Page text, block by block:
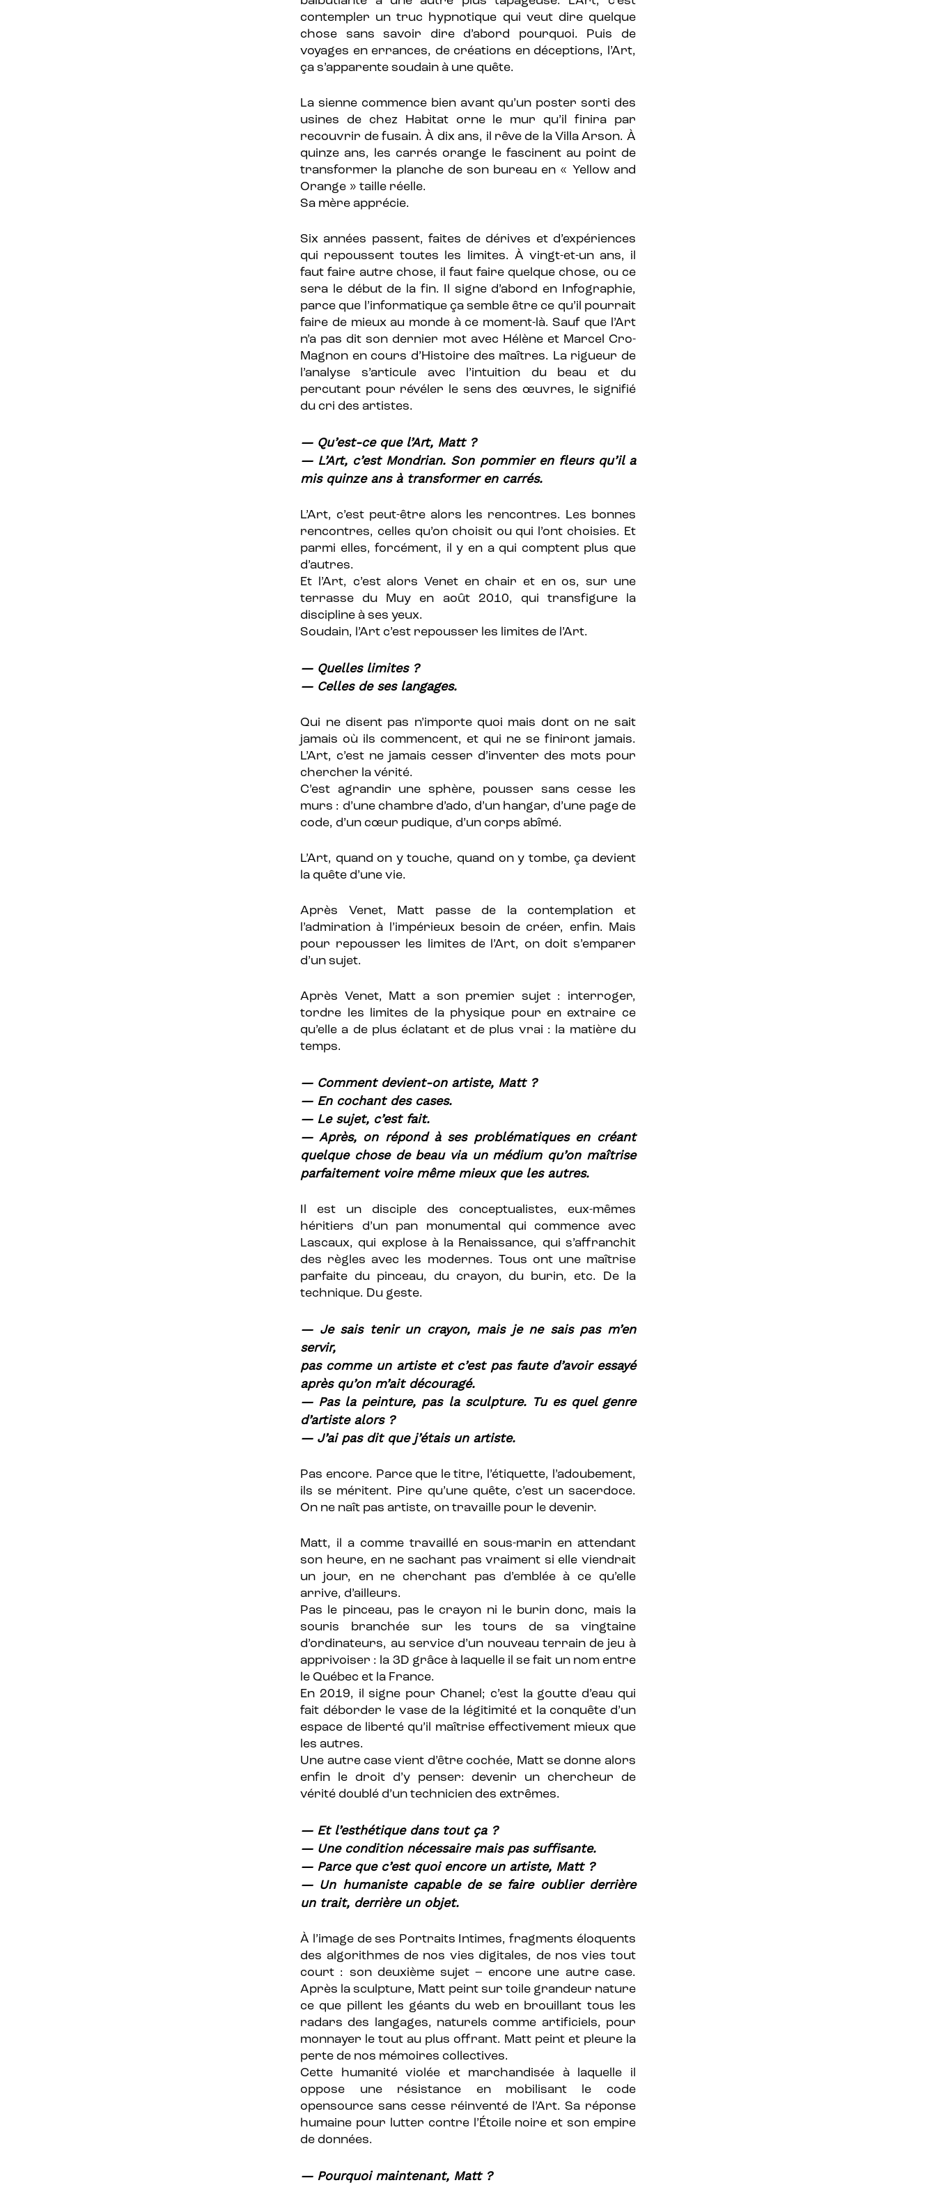
contempler un truc hypnotique qui veut dire quelque
chose sans savoir dire d’abord pourquoi. Puis de
voyages en errances, de créations en déceptions, l’Art,
ça s’apparente soudain à une quête.
La sienne commence bien avant qu’un poster sorti des
usines de chez Habitat orne le mur qu’il finira par
recouvrir de fusain. À dix ans, il rêve de la Villa Arson. À
quinze ans, les carrés orange le fascinent au point de
transformer la planche de son bureau en « Yellow and
Orange » taille réelle.
Sa mère apprécie.
Six années passent, faites de dérives et d’expériences
qui repoussent toutes les limites. À vingt-et-un ans, il
faut faire autre chose, il faut faire quelque chose, ou ce
sera le début de la fin. Il signe d’abord en Infographie,
parce que l’informatique ça semble être ce qu’il pourrait
faire de mieux au monde à ce moment-là. Sauf que l’Art
n’a pas dit son dernier mot avec Hélène et Marcel Cro-
Magnon en cours d’Histoire des maîtres. La rigueur de
l’analyse s’articule avec l’intuition du beau et du
percutant pour révéler le sens des œuvres, le signifié
du cri des artistes.
— Qu’est-ce que l’Art, Matt ?
— L’Art, c’est Mondrian. Son pommier en fleurs qu’il a
mis quinze ans à transformer en carrés.
L’Art, c’est peut-être alors les rencontres. Les bonnes
rencontres, celles qu’on choisit ou qui l’ont choisies. Et
parmi elles, forcément, il y en a qui comptent plus que
d’autres.
Et l’Art, c’est alors Venet en chair et en os, sur une
terrasse du Muy en août 2010, qui transfigure la
discipline à ses yeux.
Soudain, l’Art c’est repousser les limites de l’Art.
— Quelles limites ?
— Celles de ses langages.
Qui ne disent pas n’importe quoi mais dont on ne sait
jamais où ils commencent, et qui ne se finiront jamais.
L’Art, c’est ne jamais cesser d’inventer des mots pour
chercher la vérité.
C’est agrandir une sphère, pousser sans cesse les
murs : d’une chambre d’ado, d’un hangar, d’une page de
code, d’un cœur pudique, d’un corps abîmé.
L’Art, quand on y touche, quand on y tombe, ça devient
la quête d’une vie.
Après Venet, Matt passe de la contemplation et
l’admiration à l’impérieux besoin de créer, enfin. Mais
pour repousser les limites de l’Art, on doit s’emparer
d’un sujet.
Après Venet, Matt a son premier sujet : interroger,
tordre les limites de la physique pour en extraire ce
qu’elle a de plus éclatant et de plus vrai : la matière du
temps.
— Comment devient-on artiste, Matt ?
— En cochant des cases.
— Le sujet, c’est fait.
— Après, on répond à ses problématiques en créant
quelque chose de beau via un médium qu’on maîtrise
parfaitement voire même mieux que les autres.
Il est un disciple des conceptualistes, eux-mêmes
héritiers d’un pan monumental qui commence avec
Lascaux, qui explose à la Renaissance, qui s’affranchit
des règles avec les modernes. Tous ont une maîtrise
parfaite du pinceau, du crayon, du burin, etc. De la
technique. Du geste.
— Je sais tenir un crayon, mais je ne sais pas m’en
servir,
pas comme un artiste et c’est pas faute d’avoir essayé
après qu’on m’ait découragé.
— Pas la peinture, pas la sculpture. Tu es quel genre
d’artiste alors ?
— J’ai pas dit que j’étais un artiste.
Pas encore. Parce que le titre, l’étiquette, l’adoubement,
ils se méritent. Pire qu’une quête, c’est un sacerdoce.
On ne naît pas artiste, on travaille pour le devenir.
Matt, il a comme travaillé en sous-marin en attendant
son heure, en ne sachant pas vraiment si elle viendrait
un jour, en ne cherchant pas d’emblée à ce qu’elle
arrive, d’ailleurs.
Pas le pinceau, pas le crayon ni le burin donc, mais la
souris branchée sur les tours de sa vingtaine
d’ordinateurs, au service d’un nouveau terrain de jeu à
apprivoiser : la 3D grâce à laquelle il se fait un nom entre
le Québec et la France.
En 2019, il signe pour Chanel; c’est la goutte d’eau qui
fait déborder le vase de la légitimité et la conquête d’un
espace de liberté qu’il maîtrise effectivement mieux que
les autres.
Une autre case vient d’être cochée, Matt se donne alors
enfin le droit d’y penser: devenir un chercheur de
vérité doublé d’un technicien des extrêmes.
— Et l’esthétique dans tout ça ?
— Une condition nécessaire mais pas suffisante.
— Parce que c’est quoi encore un artiste, Matt ?
— Un humaniste capable de se faire oublier derrière
un trait, derrière un objet.
À l’image de ses Portraits Intimes, fragments éloquents
des algorithmes de nos vies digitales, de nos vies tout
court : son deuxième sujet – encore une autre case.
Après la sculpture, Matt peint sur toile grandeur nature
ce que pillent les géants du web en brouillant tous les
radars des langages, naturels comme artificiels, pour
monnayer le tout au plus offrant. Matt peint et pleure la
perte de nos mémoires collectives.
Cette humanité violée et marchandisée à laquelle il
oppose une résistance en mobilisant le code
opensource sans cesse réinventé de l’Art. Sa réponse
humaine pour lutter contre l’Étoile noire et son empire
de données.
— Pourquoi maintenant, Matt ?